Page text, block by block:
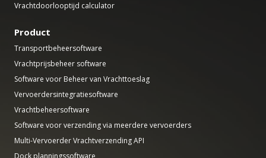
Vrachtdoorlooptijd calculator
Product
Transportbeheersoftware
Vrachtprijsbeheer software
Software voor Beheer van Vrachttoeslag
Vervoerdersintegratiesoftware
Vrachtbeheersoftware
Software voor verzending via meerdere vervoerders
Multi-Vervoerder Vrachtverzending API